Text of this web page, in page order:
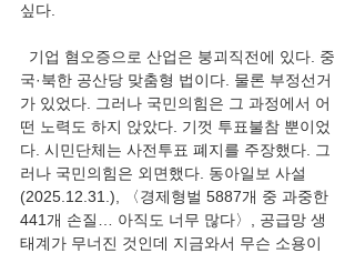
싶다.
국·북한 공산당 맞춤형 법이다. 물론 부정선거
가 있었다. 그러나 국민의힘은 그 과정에서 어
떤 노력도 하지 앉았다. 기껏 투표불참 뿐이었
다. 시민단체는 사전투표 폐지를 주장했다. 그
러나 국민의힘은 외면했다. 동아일보 사설
(2025.12.31.), 〈경제형벌 5887개 중 과중한
441개 손질… 아직도 너무 많다〉, 공급망 생
태계가 무너진 것인데 지금와서 무슨 소용이